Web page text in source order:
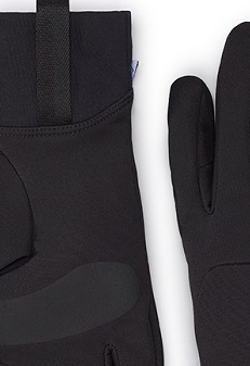
ㅁ ㅂ ㅅ
그레고리